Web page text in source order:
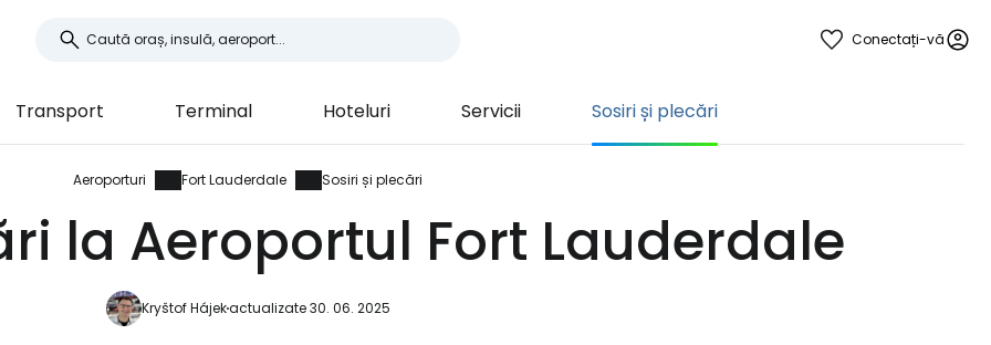
Conectați-vă
Transport Terminal Hoteluri Servicii Sosiri și plecări
Aeroporturi Fort Lauderdale Sosiri și plecări
la Aeroportul Fort Lauderdale
Kryštof Hájekactualizate 30. 06. 2025